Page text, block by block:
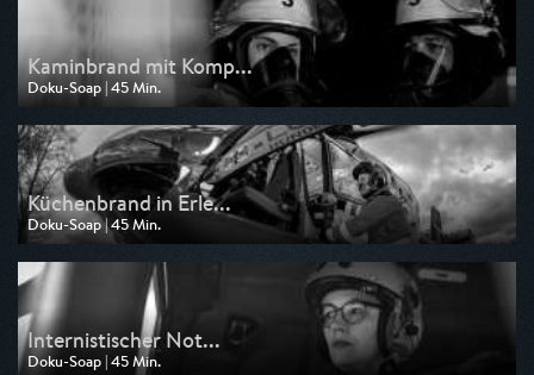
Kaminbrand mit Komp...
Doku-Soap | 45 Min.
Ausgestrahlt von WDR
am 08.05.2026, 20:15
Küchenbrand in Erle...
Doku-Soap | 45 Min.
Ausgestrahlt von WDR
am 03.05.2026, 05:45
Internistischer Not...
Doku-Soap | 45 Min.